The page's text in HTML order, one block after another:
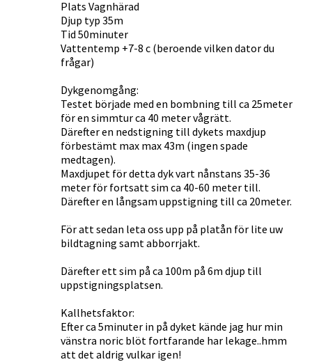
Plats Vagnhärad
Djup typ 35m
Tid 50minuter
Vattentemp +7-8 c (beroende vilken dator du
frågar)
Dykgenomgång:
Testet började med en bombning till ca 25meter
för en simmtur ca 40 meter vågrätt.
Därefter en nedstigning till dykets maxdjup
förbestämt max max 43m (ingen spade
medtagen).
Maxdjupet för detta dyk vart nånstans 35-36
meter för fortsatt sim ca 40-60 meter till.
Därefter en långsam uppstigning till ca 20meter.
För att sedan leta oss upp på platån för lite uw
bildtagning samt abborrjakt.
Därefter ett sim på ca 100m på 6m djup till
uppstigningsplatsen.
Kallhetsfaktor:
Efter ca 5minuter in på dyket kände jag hur min
vänstra noric blöt fortfarande har lekage..hmm
att det aldrig vulkar igen!